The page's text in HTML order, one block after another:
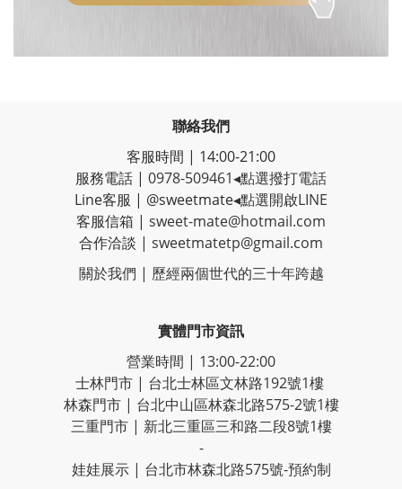
聯絡我們
客服時間 | 14:00-21:00
服務電話 | 0978-509461◂點選撥打電話
Line客服 | @sweetmate◂點選開啟LINE
客服信箱 | sweet-mate@hotmail.com
合作洽談 | sweetmatetp@gmail.com
關於我們 | 歷經兩個世代的三十年跨越
實體門市資訊
營業時間 | 13:00-22:00
士林門市 | 台北士林區文林路192號1樓
林森門市 | 台北中山區林森北路575-2號1樓
三重門市 | 新北三重區三和路二段8號1樓
-
娃娃展示 | 台北市林森北路575號-預約制